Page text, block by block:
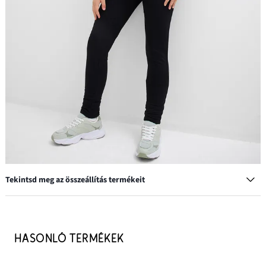
Tekintsd meg az összeállítás termékeit
7299 Ft
HASONLÓ TERMÉKEK